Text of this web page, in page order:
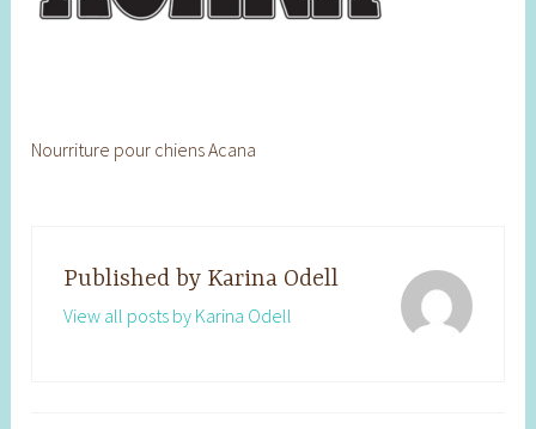
Nourriture pour chiens Acana
Published by Karina Odell
View all posts by Karina Odell